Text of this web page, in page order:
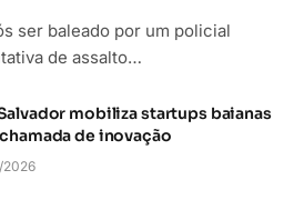
ser baleado por um policial
de assalto…
mobiliza startups baianas
de inovação